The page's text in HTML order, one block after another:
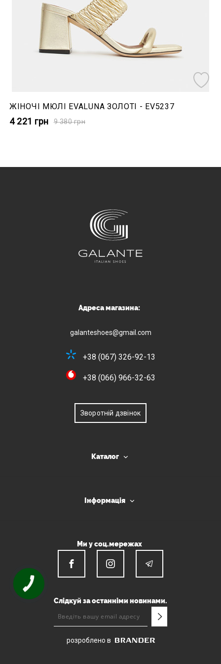
ЖІНОЧІ МЮЛІ EVALUNA ЗОЛОТІ - EV5237
4 221 грн 9 380грн
Адреса магазина:
galanteshoes@gmail.com
+38 (067) 326-92-13
+38 (066) 966-32-63
Зворотній дзвінок
Каталог
Інформація
Ми у соц.мережах
Слідкуй за останніми новинами.
розроблено в
КНОПКА
ЗВ'ЯЗКУ